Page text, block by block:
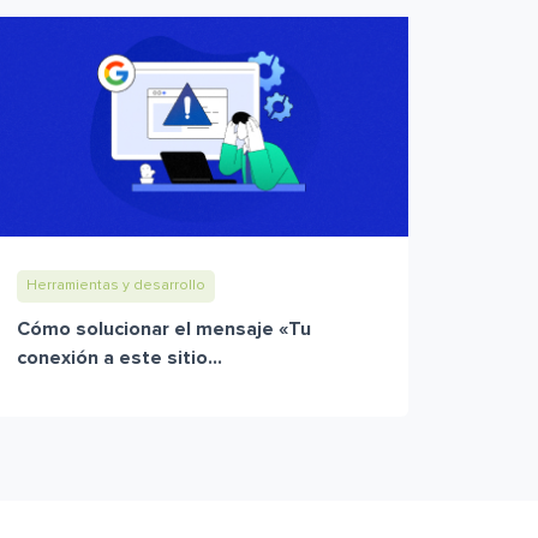
Herramientas y desarrollo
Cómo solucionar el mensaje «Tu
conexión a este sitio...